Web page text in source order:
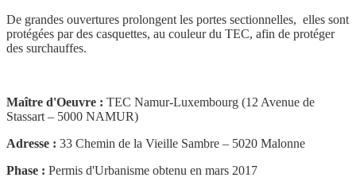
De grandes ouvertures prolongent les portes sectionnelles, elles sont
protégées par des casquettes, au couleur du TEC, afin de protéger
des surchauffes.
Maître d'Oeuvre : TEC Namur-Luxembourg (12 Avenue de
Stassart – 5000 NAMUR)
Adresse : 33 Chemin de la Vieille Sambre – 5020 Malonne
Phase : Permis d'Urbanisme obtenu en mars 2017